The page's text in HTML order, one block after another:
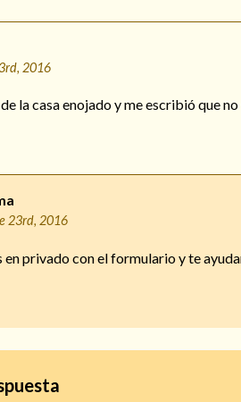
2016
la casa enojado y me escribió que
23rd, 2016
en privado con el formulario y te